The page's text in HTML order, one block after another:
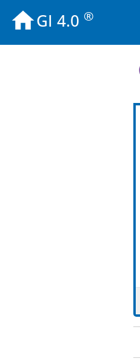
GI 4.0 ®